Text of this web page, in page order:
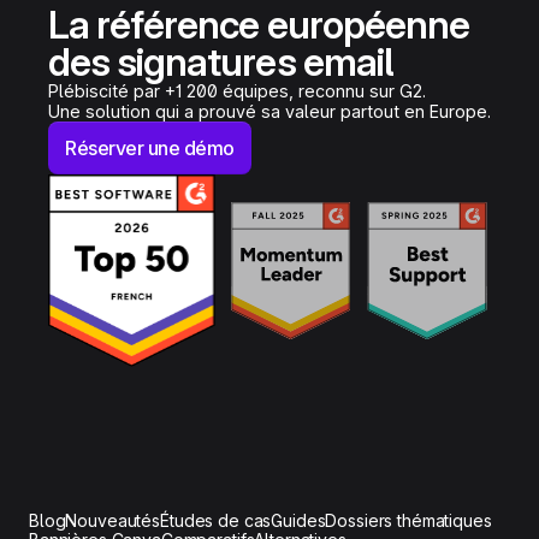
La référence européenne
des signatures email
Plébiscité par +1 200 équipes, reconnu sur G2.
Une solution qui a prouvé sa valeur partout en Europe.
Réserver une démo
BlogNouveautésÉtudes de casGuidesDossiers thématiques